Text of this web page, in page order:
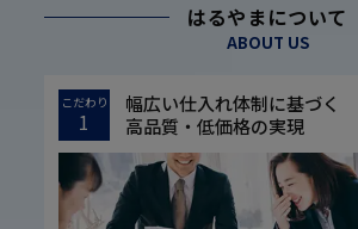
はるやまについて
ABOUT US
こだわり
1
幅広い仕入れ体制に基づく
高品質・低価格の実現